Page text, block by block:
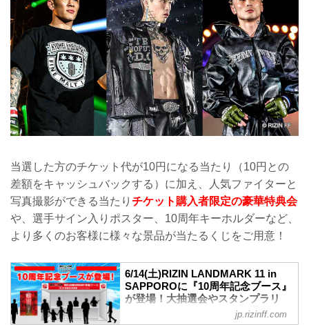
当選した⽅のチケット代が10円になる当たり（10円との
差額をキャッシュバックする）に加え、人気ファイターと
写真撮影ができる当たり チケット購入者限定の豪華特典会
や、選⼿サイン⼊りポスター、10周年キーホルダーなど、
より多くのお客様に様々な景品が当たるくじをご用意！
6/14(土)RIZIN LANDMARK 11 in
SAPPOROに『10周年記念ブース』
が登場！大抽選会やスタンプラリ
ー、フォトスポットなど設置 -
jp.rizinff.com